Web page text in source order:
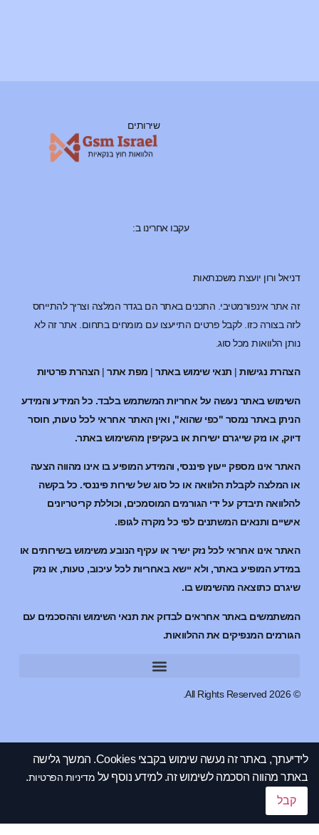
דניאל ורון יועצת משכנתאות
זה אתר אינפורמטיבי. התכנים באתר הם בגדר המלצה וצריך להתייחס
לזה בצורה כזו. לקבל פרטים התייעצו עם מומחים בתחום. אתר זה לא
נותן הלוואות מכל סוג.
הצהרת נגישות|תנאי שימוש באתר|מפת אתר|הצהרת פרטיות
השימוש באתר נעשה על אחריות המשתמש בלבד. כל המידע והמידע
הניתן באתר נמסר "כפי שהוא", ואין האתר אחראי לכל טעות, חוסר
דיוק, או נזק שייגרם ישירות או בעקיפין מהשימוש באתר.
האתר אינו מספק ייעוץ פיננסי, והמידע המופיע בו אינו מהווה הצעה
או המלצה לקבלת הלוואה או כל סוג של שירות פיננסי. כל בקשה
להלוואה תיבדק על ידי הגורמים המוסמכים, וכוללת קריטריונים
אישיים ותנאים המשתנים לפי כל מקרה לגופו.
האתר אינו אחראי לכל נזק ישיר או עקיף הנובע משימוש בשירותים או
במידע המופיע באתר, ולא יישא באחריות לכל עיכוב, טעות, או נזק
שיגרם כתוצאה מהשימוש בו.
המשתמשים באתר אחראים לבדוק את תנאי השימוש וההסכמים עם
הגורמים המנפיקים את ההלוואות.
© 2026 All Rights Reserved.
שירותים
עקבו אחרינו ב:
לידיעתך, באתר זה נעשה שימוש בקבצי Cookies. המשך גלישה
באתר מהווה הסכמה לשימוש זה. למידע נוסף עלמדיניות הפרטיות.
קבל